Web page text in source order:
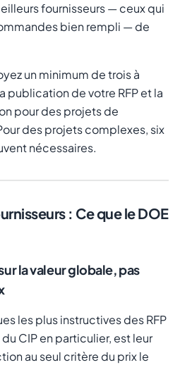
fournisseurs — ceux qui
bien rempli — de
un minimum de trois à
publication de votre RFP et la
pour des projets de
des projets complexes, six
nécessaires.
: Ce que le DOE
la valeur globale, pas
les plus instructives des RFP
CIP en particulier, est leur
au seul critère du prix le